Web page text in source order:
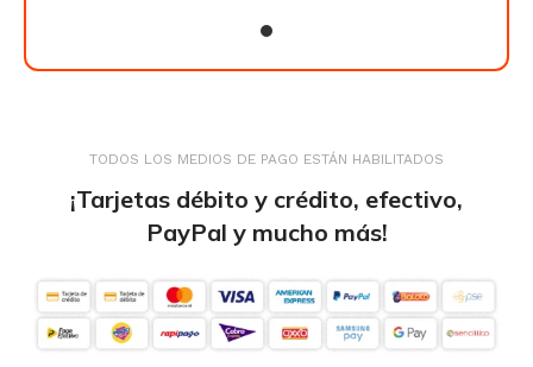
TODOS LOS MEDIOS DE PAGO ESTÁN HABILITADOS
¡Tarjetas débito y crédito, efectivo,
PayPal y mucho más!